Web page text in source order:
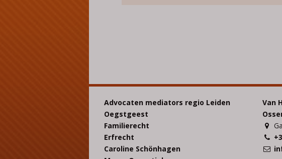
Advocaten mediators regio Leiden
Oegstgeest
Familierecht
Erfrecht
Caroline Schönhagen
Van